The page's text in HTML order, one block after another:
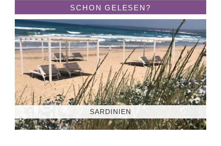
SCHON GELESEN?
SARDINIEN